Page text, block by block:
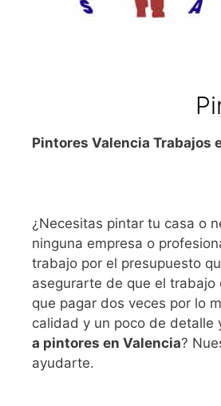
Pintores Valencia Trabajos
¿Necesitas pintar tu casa o
ninguna empresa o
trabajo por el presupuesto
asegurarte de que el trabajo
que pagar dos veces por lo
calidad y un poco de detalle
a pintores en Valencia?
ayudarte.